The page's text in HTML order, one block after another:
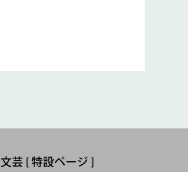
文芸 [ 特設ページ ]